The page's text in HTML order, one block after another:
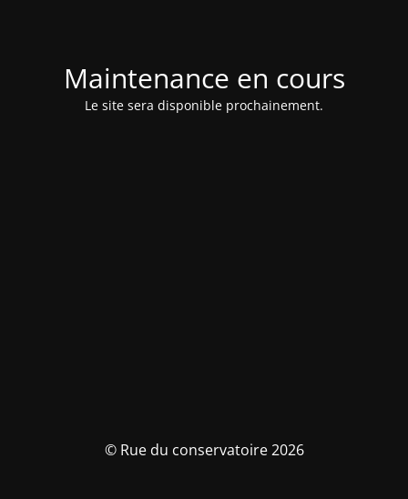
Maintenance en cours
Le site sera disponible prochainement.
© Rue du conservatoire 2026